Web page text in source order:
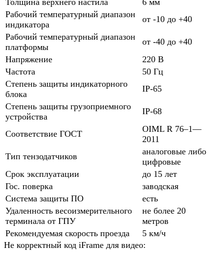
Рабочий температурный диапазон
индикатора
от -10 до +40
Рабочий температурный диапазон
платформы
от -40 до +40
Напряжение
220 В
Частота
50 Гц
Степень защиты индикаторного
блока
IP-65
Степень защиты грузоприемного
устройства
IP-68
Соответствие ГОСТ
OIML R 76–1—
2011
Тип тензодатчиков
аналоговые либо
цифровые
Срок эксплуатации
до 15 лет
Гос. поверка
заводская
Система защиты ПО
есть
Удаленность весоизмерительного
терминала от ГПУ
не более 20
метров
Рекомендуемая скорость проезда
5 км/ч
Не корректный код iFrame для видео: